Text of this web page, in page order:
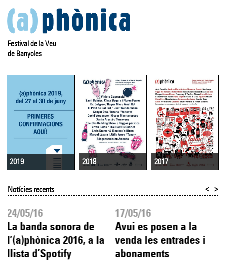
Festival de la Veu
de Banyoles
2019 2018 2017
Notícies recents
24/05/16
La banda sonora de
l’(a)phònica 2016, a la
llista d’Spotify
17/05/16
Avui es posen a la
venda les entrades i
abonaments
< >